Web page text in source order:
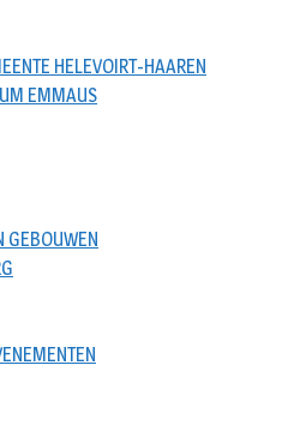
HELEVOIRT-HAAREN
EMMAUS
GEBOUWEN